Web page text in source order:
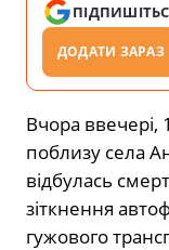
ДОДАТИ ЗАРАЗ
Вчора ввечері,
поблизу села
відбулась
зіткнення
гужового